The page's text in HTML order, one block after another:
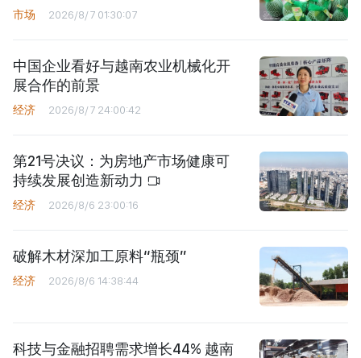
市场 2026/8/7 01:30:07
中国企业看好与越南农业机械化开
展合作的前景
经济 2026/8/7 24:00:42
第21号决议：为房地产市场健康可
持续发展创造新动力
经济 2026/8/6 23:00:16
破解木材深加工原料“瓶颈”
经济 2026/8/6 14:38:44
科技与金融招聘需求增长44% 越南